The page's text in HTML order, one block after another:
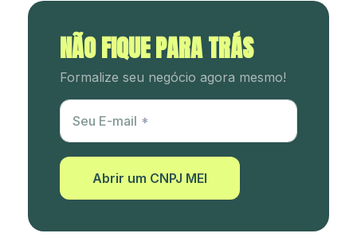
NÃO FIQUE PARA TRÁS
Formalize seu negócio agora mesmo!
Utm Content
Seu E-mail
Abrir um CNPJ MEI